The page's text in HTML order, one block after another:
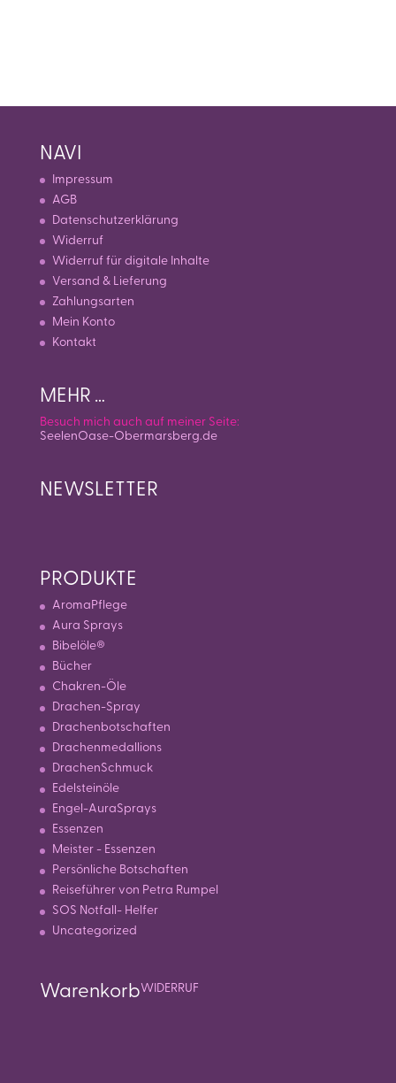
NAVI
Impressum
AGB
Datenschutzerklärung
Widerruf
Widerruf für digitale Inhalte
Versand & Lieferung
Zahlungsarten
Mein Konto
Kontakt
MEHR …
Besuch mich auch auf meiner Seite:
SeelenOase-Obermarsberg.de
NEWSLETTER
PRODUKTE
AromaPflege
Aura Sprays
Bibelöle®
Bücher
Chakren-Öle
Drachen-Spray
Drachenbotschaften
Drachenmedallions
DrachenSchmuck
Edelsteinöle
Engel-AuraSprays
Essenzen
Meister - Essenzen
Persönliche Botschaften
Reiseführer von Petra Rumpel
SOS Notfall- Helfer
Uncategorized
WarenkorbWIDERRUF